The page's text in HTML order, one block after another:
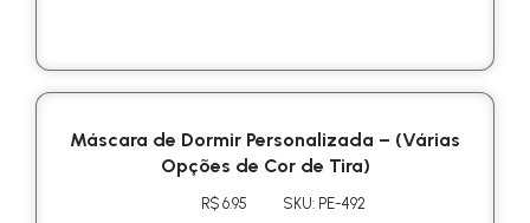
Máscara de Dormir Personalizada – (Várias
Opções de Cor de Tira)
R$ 6.95 SKU: PE-492